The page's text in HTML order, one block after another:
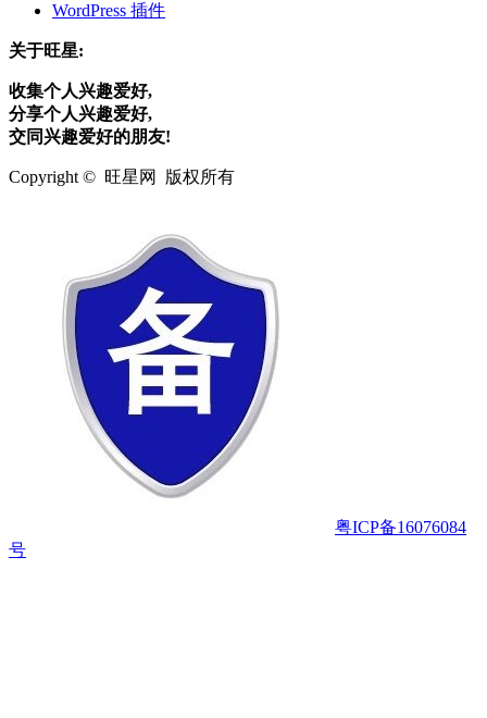
WordPress 插件
关于旺星:
收集个人兴趣爱好,
分享个人兴趣爱好,
交同兴趣爱好的朋友!
Copyright © 旺星网 版权所有
粤ICP备16076084
号